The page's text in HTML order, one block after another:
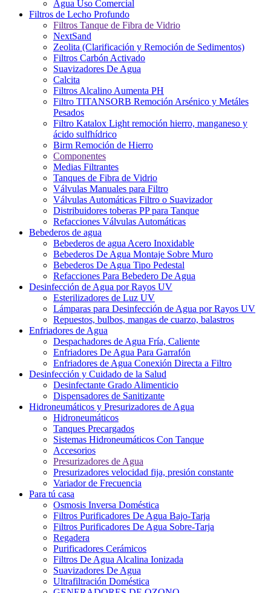
Agua Uso Comercial
Filtros de Lecho Profundo
Filtros Tanque de Fibra de Vidrio
NextSand
Zeolita (Clarificación y Remoción de Sedimentos)
Filtros Carbón Activado
Suavizadores De Agua
Calcita
Filtros Alcalino Aumenta PH
Filtro TITANSORB Remoción Arsénico y Metáles
Pesados
Filtro Katalox Light remoción hierro, manganeso y
ácido sulfhídrico
Birm Remoción de Hierro
Componentes
Medias Filtrantes
Tanques de Fibra de Vidrio
Válvulas Manuales para Filtro
Válvulas Automáticas Filtro o Suavizador
Distribuidores toberas PP para Tanque
Refacciones Válvulas Automáticas
Bebederos de agua
Bebederos de agua Acero Inoxidable
Bebederos De Agua Montaje Sobre Muro
Bebederos De Agua Tipo Pedestal
Refacciones Para Bebedero De Agua
Desinfección de Agua por Rayos UV
Esterilizadores de Luz UV
Lámparas para Desinfección de Agua por Rayos UV
Repuestos, bulbos, mangas de cuarzo, balastros
Enfriadores de Agua
Despachadores de Agua Fría, Caliente
Enfriadores De Agua Para Garrafón
Enfriadores de Agua Conexión Directa a Filtro
Desinfección y Cuidado de la Salud
Desinfectante Grado Alimenticio
Dispensadores de Sanitizante
Hidroneumáticos y Presurizadores de Agua
Hidroneumáticos
Tanques Precargados
Sistemas Hidroneumáticos Con Tanque
Accesorios
Presurizadores de Agua
Presurizadores velocidad fija, presión constante
Variador de Frecuencia
Para tú casa
Osmosis Inversa Doméstica
Filtros Purificadores De Agua Bajo-Tarja
Filtros Purificadores De Agua Sobre-Tarja
Regadera
Purificadores Cerámicos
Filtros De Agua Alcalina Ionizada
Suavizadores De Agua
Ultrafiltración Doméstica